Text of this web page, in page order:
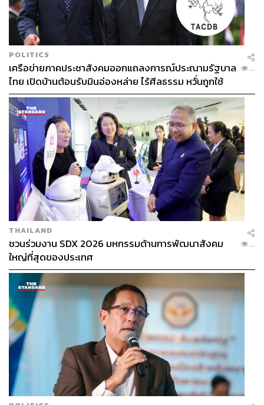
สำหรับจานหลักใครที่ชอบพาสต้าแนะนำ Spaghetti
Carbonara (ราคา 550 บาท) และ Linguine all’Astice (ราคา
1,900 บาท) เส้นลิงกวีนีซอสล็อบสเตอร์รสเข้มข้น ปิดท้ายด้วย
POLITICS
เครือข่ายภาคประชาสังคมออกแถลงการณ์ประณามรัฐบาล
ไทย เปิดบ้านต้อนรับมินอ่องหล่าย ไร้ศีลธรรม หวั่นถูกใช้
เป็นเครื่องมือกดขี่ชาวเมียนมา
...
THAILAND
ชวนร่วมงาน SDX 2026 มหกรรมด้านการพัฒนาสังคม
ใหญ่ที่สุดของประเทศ
...